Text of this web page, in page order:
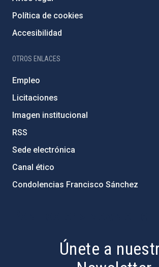
Política de cookies
Accesibilidad
OTROS ENLACES
Empleo
Licitaciones
Imagen institucional
RSS
Sede electrónica
Canal ético
Condolencias Francisco Sánchez
Únete a